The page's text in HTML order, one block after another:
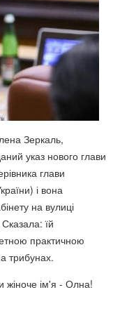
Зеркаль,
указ нового глави
глави
і вона
на вулиці
їй
практичною
трибунах.
жіноче ім'я - Олна!